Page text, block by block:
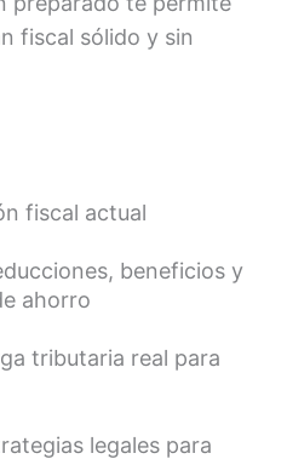
fiscal sólido y sin
fiscal actual
beneficios y
ahorro
tributaria real para
legales para